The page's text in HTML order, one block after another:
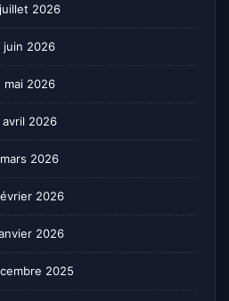
juillet 2026
juin 2026
mai 2026
avril 2026
mars 2026
2026
2026
2025